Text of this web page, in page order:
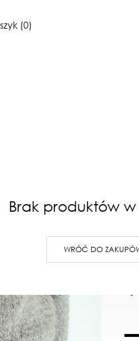
Polski
(0)
Brak produktów w
WRÓĆ DO